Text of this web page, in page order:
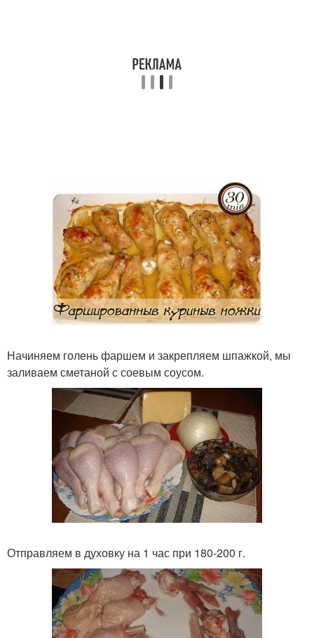
Начиняем голень фаршем и закрепляем шпажкой, мы
заливаем сметаной с соевым соусом.
Отправляем в духовку на 1 час при 180-200 г.